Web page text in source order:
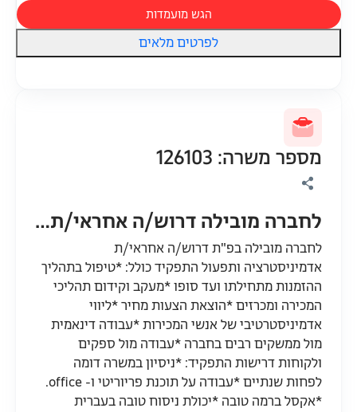
הגש מועמדות
לפרטים מלאים
מספר משרה: 126103
לחברה מובילה דרוש/ה אחראי/ת אדמיניסטרציה
לחברה מובילה בפ"ת דרוש/ה אחראי/ת
אדמיניסטרציה ותפעול התפקיד כולל: *טיפול בתהליך
ההזמנות מתחילתו ועד סופו *מעקב וקידום תהליכי
המכירה ומכרזים *הוצאת הצעות מחיר *ליווי
אדמיניסטרטיבי של אנשי המכירות *עבודה דינאמית
מול ממשקים רבים בחברה *עבודה מול ספקים
ולקוחות דרישות התפקיד: *ניסיון במשרה דומה
לפחות שנתיים *עבודה על תוכנת פריוריטי ו- office.
*אקסל ברמה טובה *יכולת ניסוח טובה בעברית